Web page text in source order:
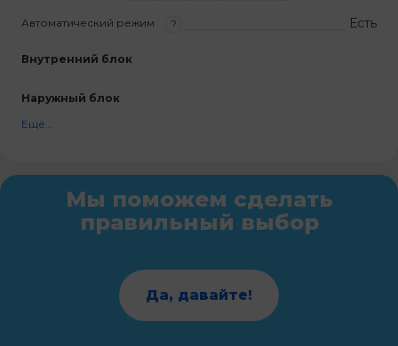
Автоматический режим ? Есть
Внутренний блок
Наружный блок
Ещё...
Мы поможем сделать
правильный выбор
Да, давайте!